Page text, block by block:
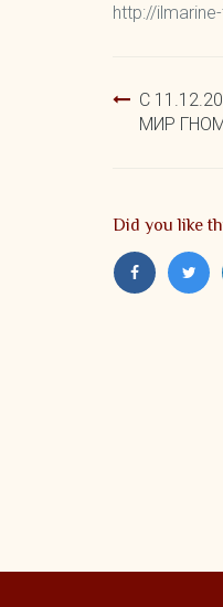
http://
поC
МИР
Did you like